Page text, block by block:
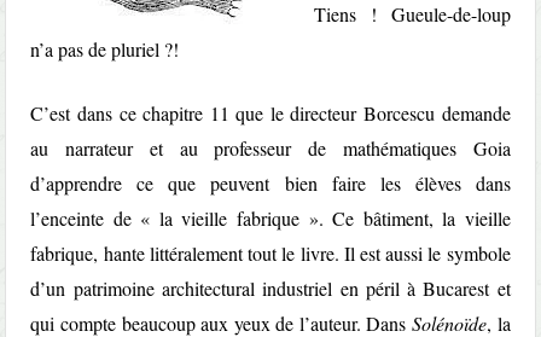
Tiens ! Gueule-de-loup
n’a pas de pluriel ?!
C’est dans ce chapitre 11 que le directeur Borcescu demande
au narrateur et au professeur de mathématiques Goia
d’apprendre ce que peuvent bien faire les élèves dans
l’enceinte de « la vieille fabrique ». Ce bâtiment, la vieille
fabrique, hante littéralement tout le livre. Il est aussi le symbole
d’un patrimoine architectural industriel en péril à Bucarest et
qui compte beaucoup aux yeux de l’auteur. Dans Solénoïde, la